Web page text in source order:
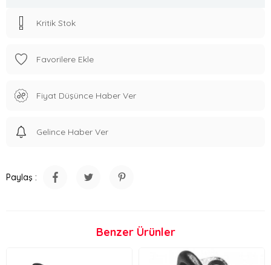
Kritik Stok
Favorilere Ekle
Fiyat Düşünce Haber Ver
Gelince Haber Ver
Paylaş :
Benzer Ürünler